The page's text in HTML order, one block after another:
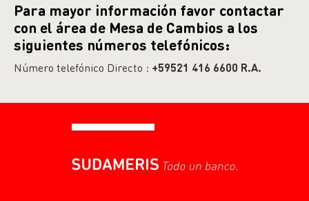
Para mayor información favor contactar
con el área de Mesa de Cambios a los
siguientes números telefónicos:
Número telefónico Directo : +59521 416 6600 R.A.